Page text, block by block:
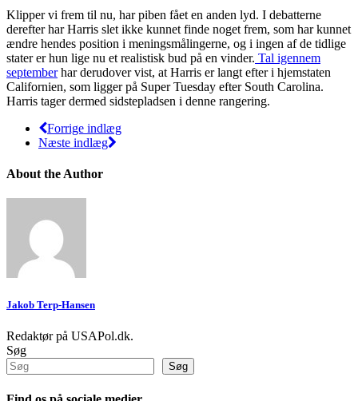
Klipper vi frem til nu, har piben fået en anden lyd. I debatterne
derefter har Harris slet ikke kunnet finde noget frem, som har kunnet
ændre hendes position i meningsmålingerne, og i ingen af de tidlige
stater er hun lige nu et realistisk bud på en vinder. Tal igennem
septemberhar derudover vist, at Harris er langt efter i hjemstaten
Californien, som ligger på Super Tuesday efter South Carolina.
Harris tager dermed sidstepladsen i denne rangering.
Forrige indlæg
Næste indlæg
About the Author
Jakob Terp-Hansen
Redaktør på USAPol.dk.
Søg
Søg